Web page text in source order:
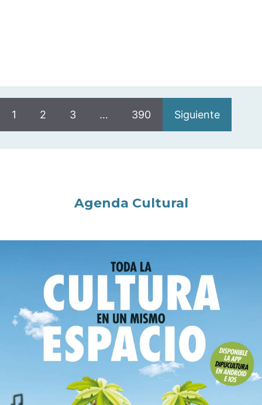
1 2 3 … 390 Siguiente
Agenda Cultural